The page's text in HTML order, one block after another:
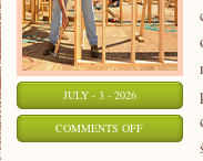
JULY - 3 - 2026
COMMENTS OFFON